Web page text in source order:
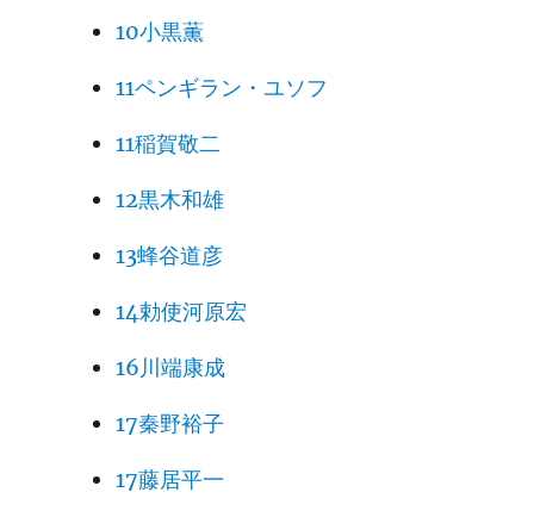
10小黒薫
11ペンギラン・ユソフ
11稲賀敬二
12黒木和雄
13蜂谷道彦
14勅使河原宏
16川端康成
17秦野裕子
17藤居平一